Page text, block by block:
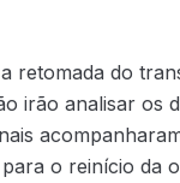
retomada do
irão analisar os
o reinício da